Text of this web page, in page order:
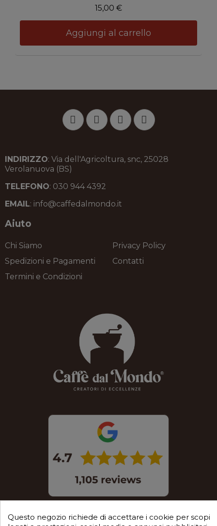
15,00 €
Aggiungi al carrello
INDIRIZZO: Via dell'Agricoltura, snc, 25028
Verolanuova (BS)
TELEFONO: 030 944 4392
EMAIL: info@caffedalmondo.it
Aiuto
Chi Siamo
Spedizioni e Pagamenti
Termini e Condizioni
Privacy Policy
Contatti
Questo negozio richiede di accettare i cookie per scopi